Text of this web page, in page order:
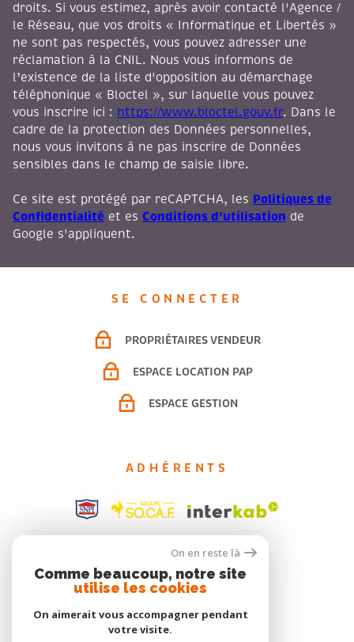
droits. Si vous estimez, après avoir contacté l'Agence /
le Réseau, que vos droits « Informatique et Libertés »
ne sont pas respectés, vous pouvez adresser une
réclamation à la CNIL. Nous vous informons de
l’existence de la liste d'opposition au démarchage
téléphonique « Bloctel », sur laquelle vous pouvez
vous inscrire ici : https://www.bloctel.gouv.fr. Dans le
cadre de la protection des Données personnelles,
nous vous invitons à ne pas inscrire de Données
sensibles dans le champ de saisie libre.
Ce site est protégé par reCAPTCHA, les Politiques de
Confidentialité et es Conditions d'utilisation de
Google s'appliquent.
SE CONNECTER
PROPRIÉTAIRES VENDEUR
ESPACE LOCATION PAP
ESPACE GESTION
ADHÉRENTS
On en reste là
Comme beaucoup, notre site
utilise les cookies
On aimerait vous accompagner pendant
votre visite.